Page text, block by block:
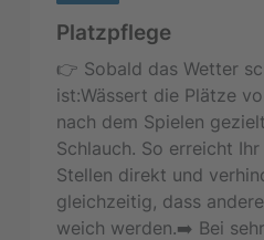
Platzpflege
👉 Sobald das Wetter
ist:Wässert die Plätze
nach dem Spielen
Schlauch. So erreicht
Stellen direkt und
gleichzeitig, dass
weich werden.➡️ Bei